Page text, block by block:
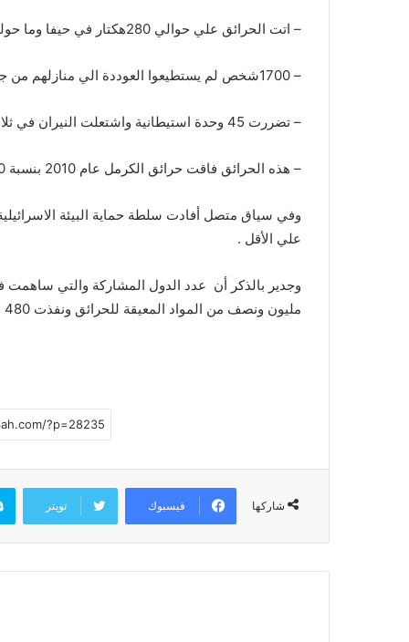
– اتت الحرائق علي حوالي 280هكتار في حيفا وما حولها حسب تقديرات بلدية حيفا.
– 1700شخص لم يستطيعوا العوددة الي منازلهم من جراء تلك الحرائق.
– تضررت 45 وحدة استيطانية واشتعلت النيران في ثلاث مستوطنات (دوليف -كارني شومرون – الفي مناشه ).
– هذه الحرائق فاقت حرائق الكرمل عام 2010 بنسبة 30% .
علي الأقل .
مليون ونصف من المواد المعيقة للحرائق ونفذت 480 طلعة جوية خلال الخمسة الأيام المنصرمة .
شاركها فيسبوك تويتر